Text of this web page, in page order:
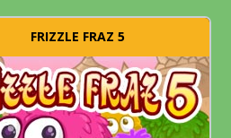
FRIZZLE FRAZ 5